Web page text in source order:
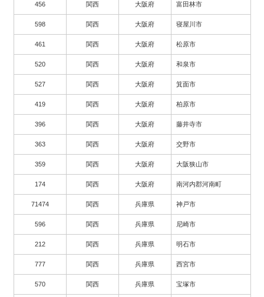
456 関西 大阪府 富田林市
598 関西 大阪府 寝屋川市
461 関西 大阪府 松原市
520 関西 大阪府 和泉市
527 関西 大阪府 箕面市
419 関西 大阪府 柏原市
396 関西 大阪府 藤井寺市
363 関西 大阪府 交野市
359 関西 大阪府 大阪狭山市
174 関西 大阪府 南河内郡河南町
71474 関西 兵庫県 神戸市
596 関西 兵庫県 尼崎市
212 関西 兵庫県 明石市
777 関西 兵庫県 西宮市
570 関西 兵庫県 宝塚市